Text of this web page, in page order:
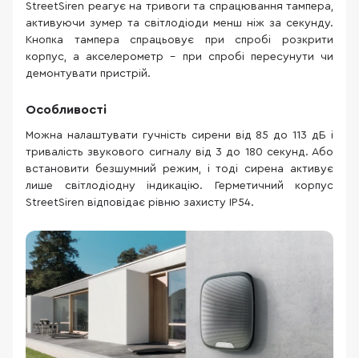
StreetSiren реагує на тривоги та спрацювання тампера,
активуючи зумер та світлодіоди менш ніж за секунду.
Кнопка тампера спрацьовує при спробі розкрити
корпус, а акселерометр – при спробі пересунути чи
демонтувати пристрій.
Особливості
Можна налаштувати гучність сирени від 85 до 113 дБ і
тривалість звукового сигналу від 3 до 180 секунд. Або
встановити безшумний режим, і тоді сирена активує
лише світлодіодну індикацію. Герметичний корпус
StreetSiren відповідає рівню захисту IP54.